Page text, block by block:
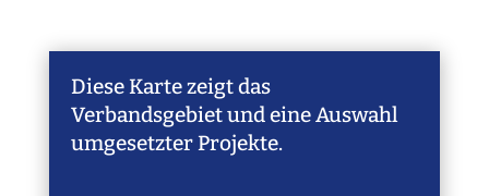
Diese Karte zeigt das
Verbandsgebiet und eine Auswahl
umgesetzter Projekte.